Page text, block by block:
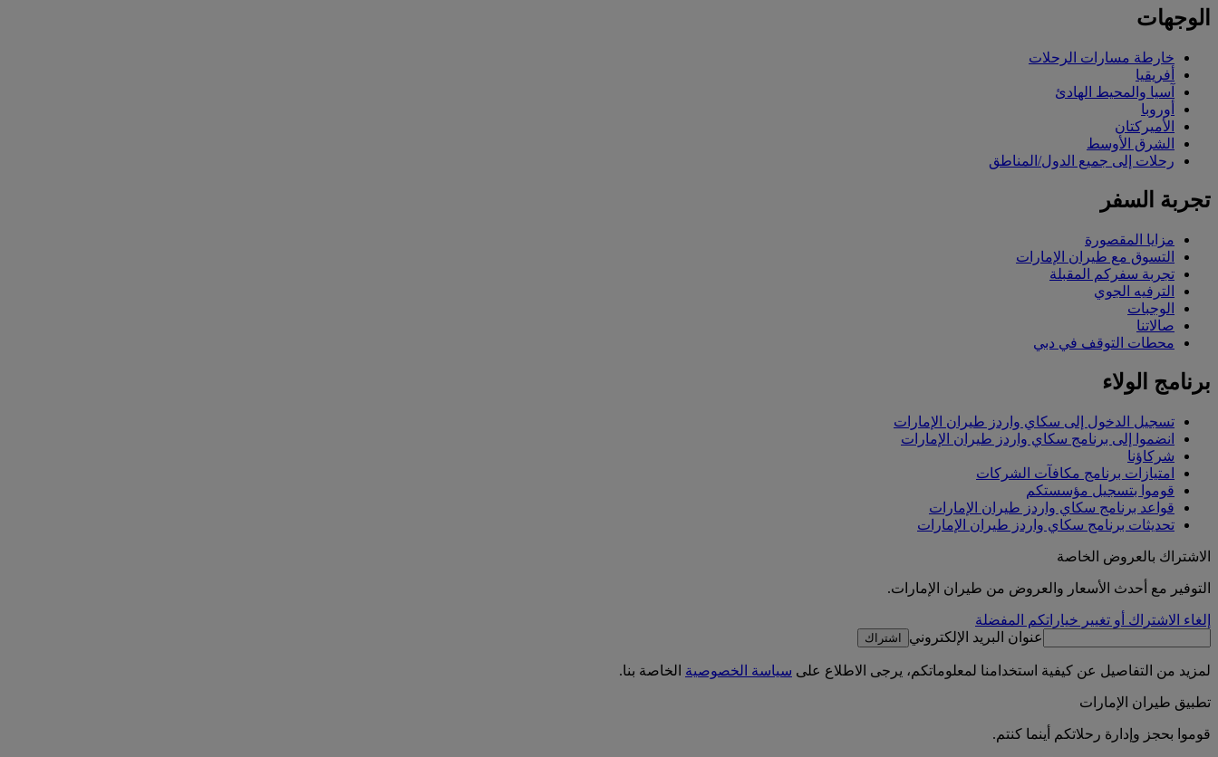
الوجهات
خارطة مسارات الرحلات
أفريقيا
آسيا والمحيط الهادئ
أوروبا
الأميركتان
الشرق الأوسط
رحلات إلى جميع الدول/المناطق
تجربة السفر
مزايا المقصورة
التسوق مع طيران الإمارات
تجربة سفركم المقبلة
الترفيه الجوي
الوجبات
صالاتنا
محطات التوقف في دبي
برنامج الولاء
تسجيل الدخول إلى سكاي واردز طيران الإمارات
انضموا إلى برنامج سكاي واردز طيران الإمارات
شركاؤنا
امتيازات برنامج مكافآت الشركات
قوموا بتسجيل مؤسستكم
قواعد برنامج سكاي واردز طيران الإمارات
تحديثات برنامج سكاي واردز طيران الإمارات
الاشتراك بالعروض الخاصة
التوفير مع أحدث الأسعار والعروض من طيران الإمارات.
إلغاء الاشتراك أو تغيير خياراتكم المفضلة
عنوان البريد الإلكتروني
اشتراك
لمزيد من التفاصيل عن كيفية استخدامنا لمعلوماتكم، يرجى الاطلاع على سياسة الخصوصية الخاصة بنا.
تطبيق طيران الإمارات
قوموا بحجز وإدارة رحلاتكم أينما كنتم.